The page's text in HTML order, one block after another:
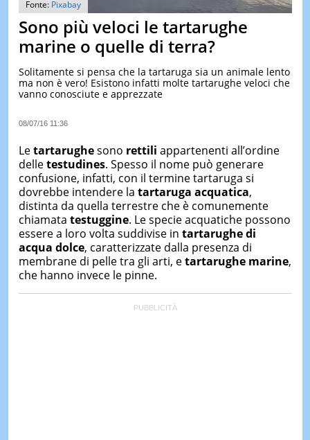
&
TEST
LE
LE
Fonte: Pixabay
Sono più veloci le tartarughe
marine o quelle di terra?
Solitamente si pensa che la tartaruga sia un animale lento
ma non è vero! Esistono infatti molte tartarughe veloci che
vanno conosciute e apprezzate
08/07/16 11:36
Letartarughesono rettili appartenenti all’ordine
delletestudines. Spesso il nome può generare
confusione, infatti, con il termine tartaruga si
dovrebbe intendere la tartaruga acquatica,
distinta da quella terrestre che è comunemente
chiamata testuggine. Le specie acquatiche possono
essere a loro volta suddivise in tartarughe di
acqua dolce, caratterizzate dalla presenza di
membrane di pelle tra gli arti, etartarughe marine,
che hanno invece le pinne.